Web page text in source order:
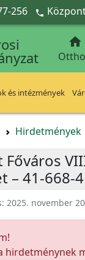
256 

és intézmények
Hirdetmények
Főváros
– 41-668-4
2025. november
hirdetménynek